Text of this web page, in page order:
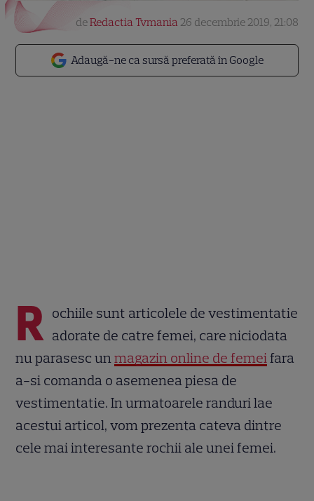
Adaugă-ne ca sursă preferată în Google
deRedactia Tvmania 26 decembrie 2019, 21:08
R ochiile sunt articolele de vestimentatie
adorate de catre femei, care niciodata
nu parasesc unmagazin online de femei fara
a-si comanda o asemenea piesa de
vestimentatie. In urmatoarele randuri lae
acestui articol, vom prezenta cateva dintre
cele mai interesante rochii ale unei femei.